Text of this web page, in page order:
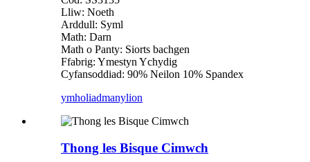
Lliw: Noeth
Arddull: Syml
Math: Darn
Math o Panty: Siorts bachgen
Ffabrig: Ymestyn Ychydig
Cyfansoddiad: 90% Neilon 10% Spandex
ymholiadmanylion
Thong les Bisque Cimwch